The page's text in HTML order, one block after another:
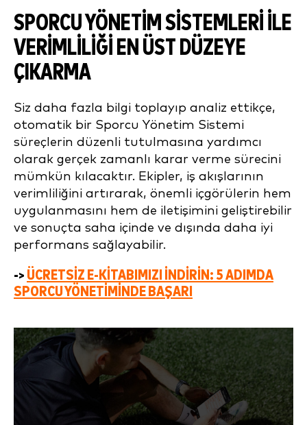
SPORCU YÖNETIM SISTEMLERI ILE
VERIMLILIĞI EN ÜST DÜZEYE
ÇIKARMA
Siz daha fazla bilgi toplayıp analiz ettikçe,
otomatik bir Sporcu Yönetim Sistemi
süreçlerin düzenli tutulmasına yardımcı
olarak gerçek zamanlı karar verme sürecini
mümkün kılacaktır. Ekipler, iş akışlarının
verimliliğini artırarak, önemli içgörülerin hem
uygulanmasını hem de iletişimini geliştirebilir
ve sonuçta saha içinde ve dışında daha iyi
performans sağlayabilir.
-> ÜCRETSIZ E-KITABIMIZI INDIRIN: 5 ADIMDA
SPORCU YÖNETIMINDE BAŞARI